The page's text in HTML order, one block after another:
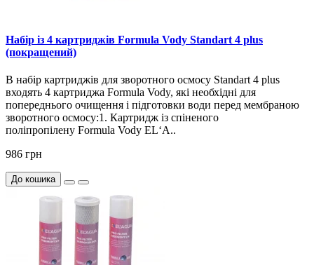
Набір із 4 картриджів Formula Vody Standart 4 plus
(покращений)
В набір картриджів для зворотного осмосу Standart 4 plus
входять 4 картриджа Formula Vody, які необхідні для
попереднього очищення і підготовки води перед мембраною
зворотного осмосу:1. Картридж із спіненого
поліпропілену Formula Vody EL‘A..
986 грн
До кошика